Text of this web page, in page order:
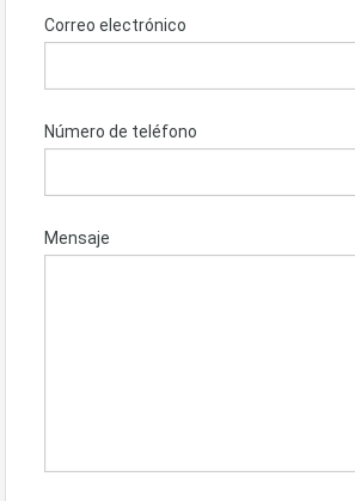
Correo electrónico
Número de teléfono
Mensaje